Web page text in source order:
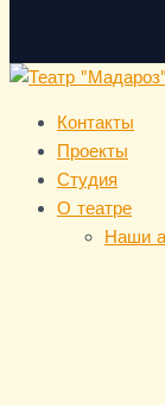
Контакты
Проекты
Студия
О театре
Наши